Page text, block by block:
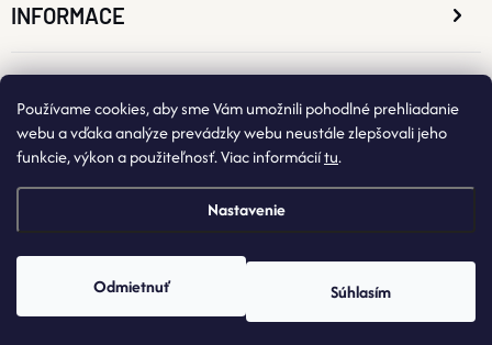
Používame cookies, aby sme Vám umožnili pohodlné prehliadanie
webu a vďaka analýze prevádzky webu neustále zlepšovali jeho
funkcie, výkon a použiteľnosť. Viac informáciítu.
Nastavenie
Odmietnuť Súhlasím
INFORMACE
KONTAKTNÉ ÚDAJE
Copyright 2026OutdoorMarket . Všetky práva vyhradené.